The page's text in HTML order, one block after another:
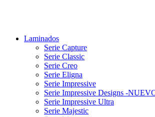
Laminados
Serie Capture
Serie Classic
Serie Creo
Serie Eligna
Serie Impressive
Serie Impressive Designs -
Serie Impressive Ultra
Serie Majestic